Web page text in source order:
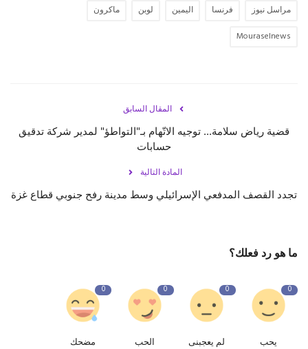
مراسل نيوز فرنسا اليمين لوبن
ماكرون
Mouraselnews
المقال السابق
قضية رياض سلامة... توجيه الاتّهام بـ"التواطؤ" لمدير شركة تدقيق
حسابات
المادة التالية
تجدد القصف المدفعي الإسرائيلي وسط مدينة رفح جنوبي قطاع غزة
ما هو رد فعلك؟
0
يحب
0
لم يعجبنى
0
الحب
0
مضحك